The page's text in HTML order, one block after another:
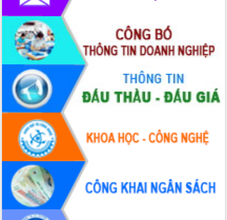
Quyết liệt cải cách hành chính, khơi
thông nguồn lực phát triển
Nâng cao hiệu lực, hiệu quả HĐND
tỉnh thông qua hiện đại hóa hành chính
Xã Ea Phê gắn cải cách hành chính với
chuyển đổi số
Phó Chủ tịch Thường trực UBND tỉnh
Hồ Thị Nguyên Thảo làm việc tại Trung
tâm Phục vụ hành chính công xã Ea
Phê
Xây dựng nền hành chính số đồng
hành cùng nông dân dân, doanh nghiệp
Giai đoạn 2026-2030, Đắk Lắk phấn
đấu có 77% xã đạt chuẩn nông thôn
mới
Chuyển đổi số 'mở đường' cho nông
nghiệp Đắk Lắk tăng trưởng bứt phá
Triển khai đồng bộ đo đạc, lập hồ sơ
địa chính, hoàn thiện cơ sở dữ liệu đất